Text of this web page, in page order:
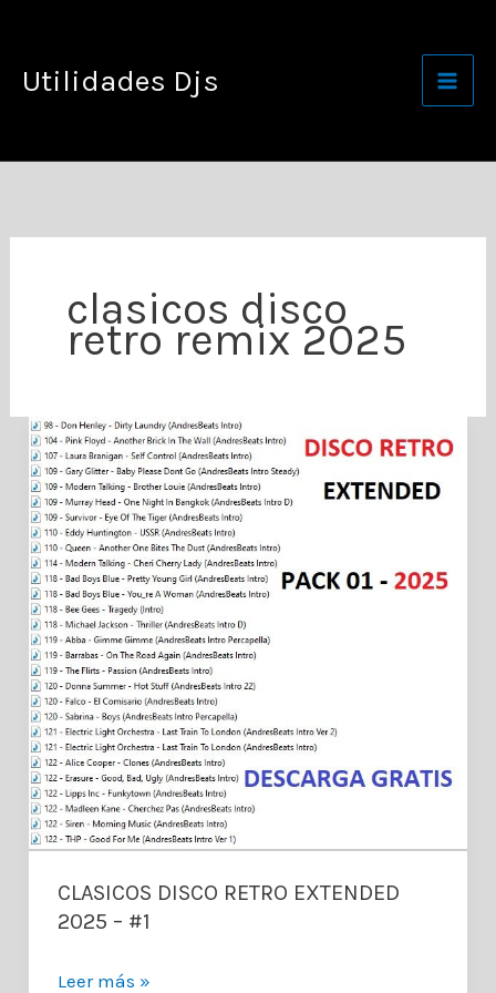
contenido
Utilidades Djs
clasicos disco
retro remix 2025
CLASICOS DISCO RETRO EXTENDED
2025 – #1
CLASICOS
Leer más »